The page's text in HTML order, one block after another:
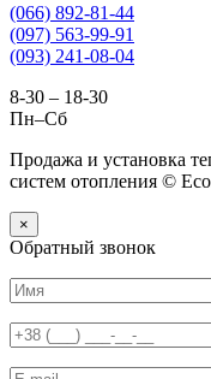
(066) 892-81-44
(097) 563-99-91
(093) 241-08-04
8-30 – 18-30
Пн–Сб
Продажа и установка
систем отопления ©
×
Обратный звонок